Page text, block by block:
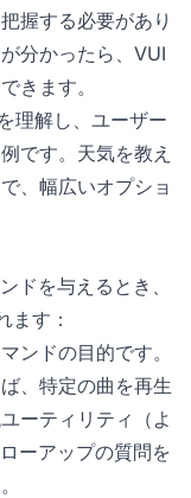
握する必要があり
分かったら、VUI
きます。
理解し、ユーザー
です。天気を教え
、幅広いオプショ
ドを与えるとき、
ます：
ンドの目的です。
、特定の曲を再生
ーティリティ（よ
ーアップの質問を